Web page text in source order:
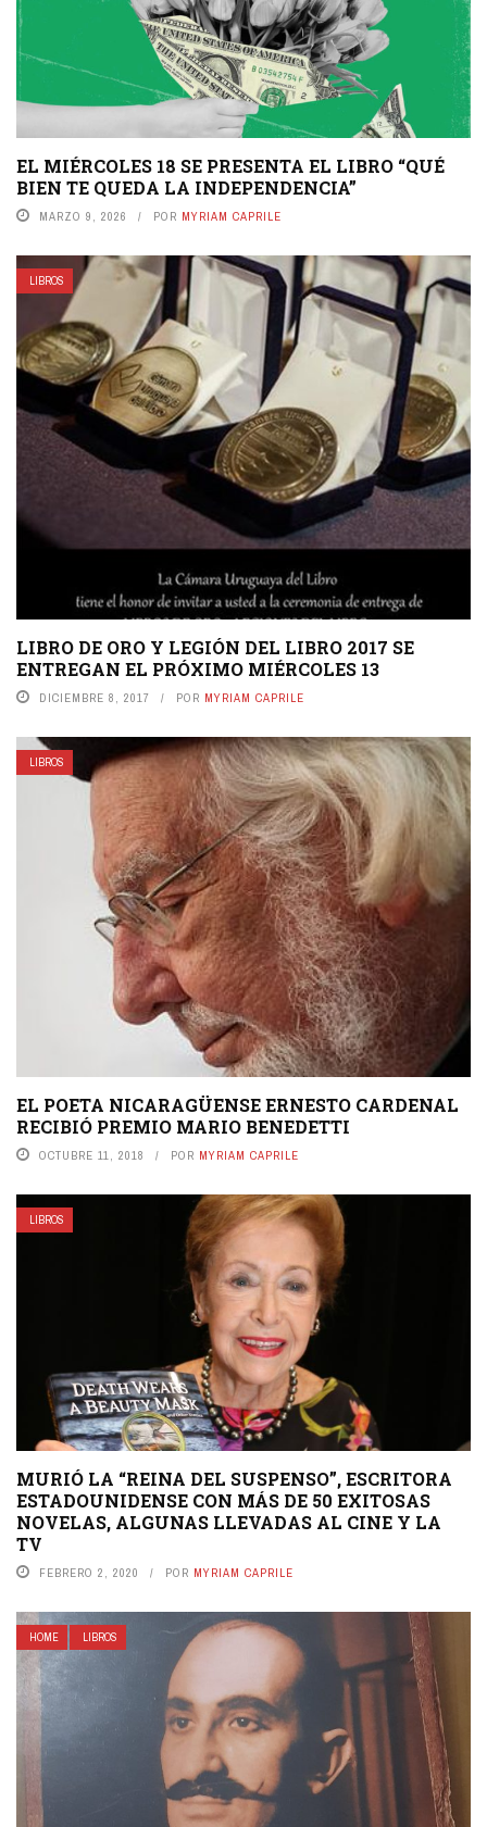
EL MIÉRCOLES 18 SE PRESENTA EL LIBRO “QUÉ
BIEN TE QUEDA LA INDEPENDENCIA”
MARZO 9, 2026 POR MYRIAM CAPRILE
LIBROS
LIBRO DE ORO Y LEGIÓN DEL LIBRO 2017 SE
ENTREGAN EL PRÓXIMO MIÉRCOLES 13
DICIEMBRE 8, 2017 POR MYRIAM CAPRILE
LIBROS
EL POETA NICARAGÜENSE ERNESTO CARDENAL
RECIBIÓ PREMIO MARIO BENEDETTI
OCTUBRE 11, 2018 POR MYRIAM CAPRILE
LIBROS
MURIÓ LA “REINA DEL SUSPENSO”, ESCRITORA
ESTADOUNIDENSE CON MÁS DE 50 EXITOSAS
NOVELAS, ALGUNAS LLEVADAS AL CINE Y LA
TV
FEBRERO 2, 2020 POR MYRIAM CAPRILE
HOME LIBROS